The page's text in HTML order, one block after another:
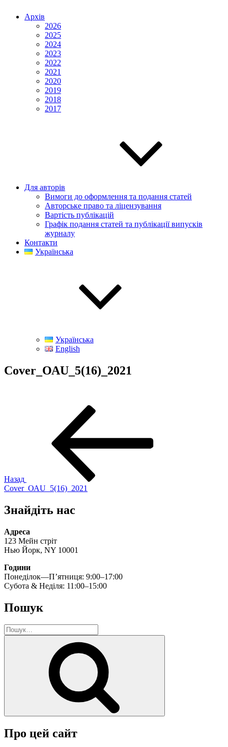
Архів
2026
2025
2024
2023
2022
2021
2020
2019
2018
2017
Для авторів
Вимоги до оформлення та подання статей
Авторське право та ліцензування
Вартість публікацій
Графік подання статей та публікації випусків
журналу
Контакти
Українська
Українська
English
Cover_ОАU_5(16)_2021
Назад
Cover_ОАU_5(16)_2021
Знайдіть нас
Адреса
123 Мейн стріт
Нью Йорк, NY 10001
Години
Понеділок—П’ятниця: 9:00–17:00
Субота & Неділя: 11:00–15:00
Пошук
Пошук
за
Про цей сайт